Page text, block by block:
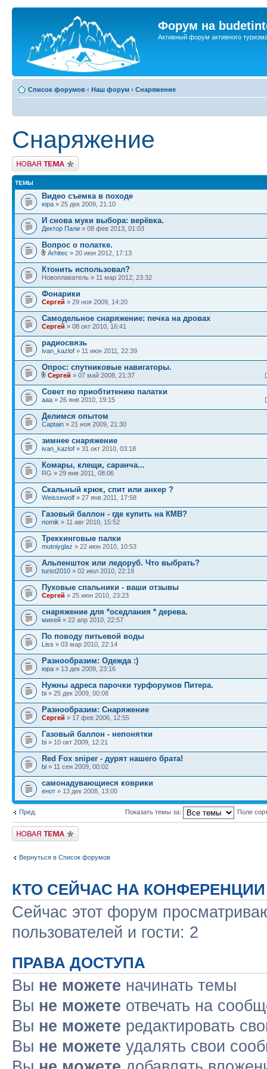
Форум на
Активный форум активного
Список форумов ‹ Наш форум ‹ Снаряжение
Снаряжение
Новая тема
ТЕМЫ
Видео съемка в походе
юра » 25 дек 2009, 21:10
И снова муки выбора: верёвка.
Дектор Пали » 08 фев 2013, 01:03
Вопрос о полатке.
Arhitec » 20 июн 2012, 17:13
Ктонить использовал?
Новоплаватель » 11 мар 2012, 23:32
Фонарики
Сергей » 29 ноя 2009, 14:20
Самодельное снаряжение: печка на дровах
Сергей » 08 окт 2010, 16:41
радиосвязь
ivan_kazlof » 11 июн 2011, 22:39
Опрос: спутниковые навигаторы.
Сергей » 07 май 2008, 21:37
Совет по приобтитению палатки
ааа » 26 янв 2010, 19:15
Делимся опытом
Captain » 21 ноя 2009, 21:30
зимнее снаряжение
ivan_kazlof » 31 окт 2010, 03:18
Комары, клещи, саранча...
RG » 29 янв 2011, 08:06
Скальный крюк, спит или анкер ?
Weissewolf » 27 янв 2011, 17:58
Газовый баллон - где купить на КМВ?
nomik » 11 авг 2010, 15:52
Треккинговые палки
mutniyglaz » 22 июн 2010, 10:53
Альпеншток или ледоруб. Что выбрать?
turist2010 » 02 июл 2010, 22:19
Пуховые спальники - ваши отзывы
Сергей » 25 июн 2010, 23:23
снаряжение для *оседлания * дерева.
михей » 22 апр 2010, 22:57
По поводу питьевой воды
Liss » 03 мар 2010, 22:14
Разнообразим: Одежда :)
юра » 13 дек 2009, 23:16
Нужны адреса парочки турфорумов Питера.
bi » 25 дек 2009, 00:08
Разнообразим: Снаряжение
Сергей » 17 фев 2006, 12:55
Газовый баллон - непонятки
bi » 10 окт 2009, 12:21
Red Fox sniper - дурят нашего брата!
bi » 11 сен 2009, 00:02
самонадувающиеся коврики
енот » 13 дек 2008, 13:00
Пред. Показать темы за: Поле
Новая тема
Вернуться в Список форумов
КТО СЕЙЧАС НА КОНФЕРЕНЦИИ
Сейчас этот форум
пользователей и гости: 2
ПРАВА ДОСТУПА
Вы не можете начинать темы
Вы не можете отвечать на
Вы не можете редактировать
Вы не можете удалять свои